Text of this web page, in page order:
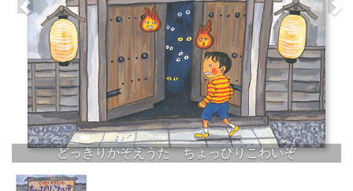
どっきりかぞえうた ちょっぴりこわいぞ